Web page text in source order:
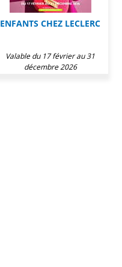
ENFANTS CHEZ LECLERC
Valable du 17 février au 31
décembre 2026